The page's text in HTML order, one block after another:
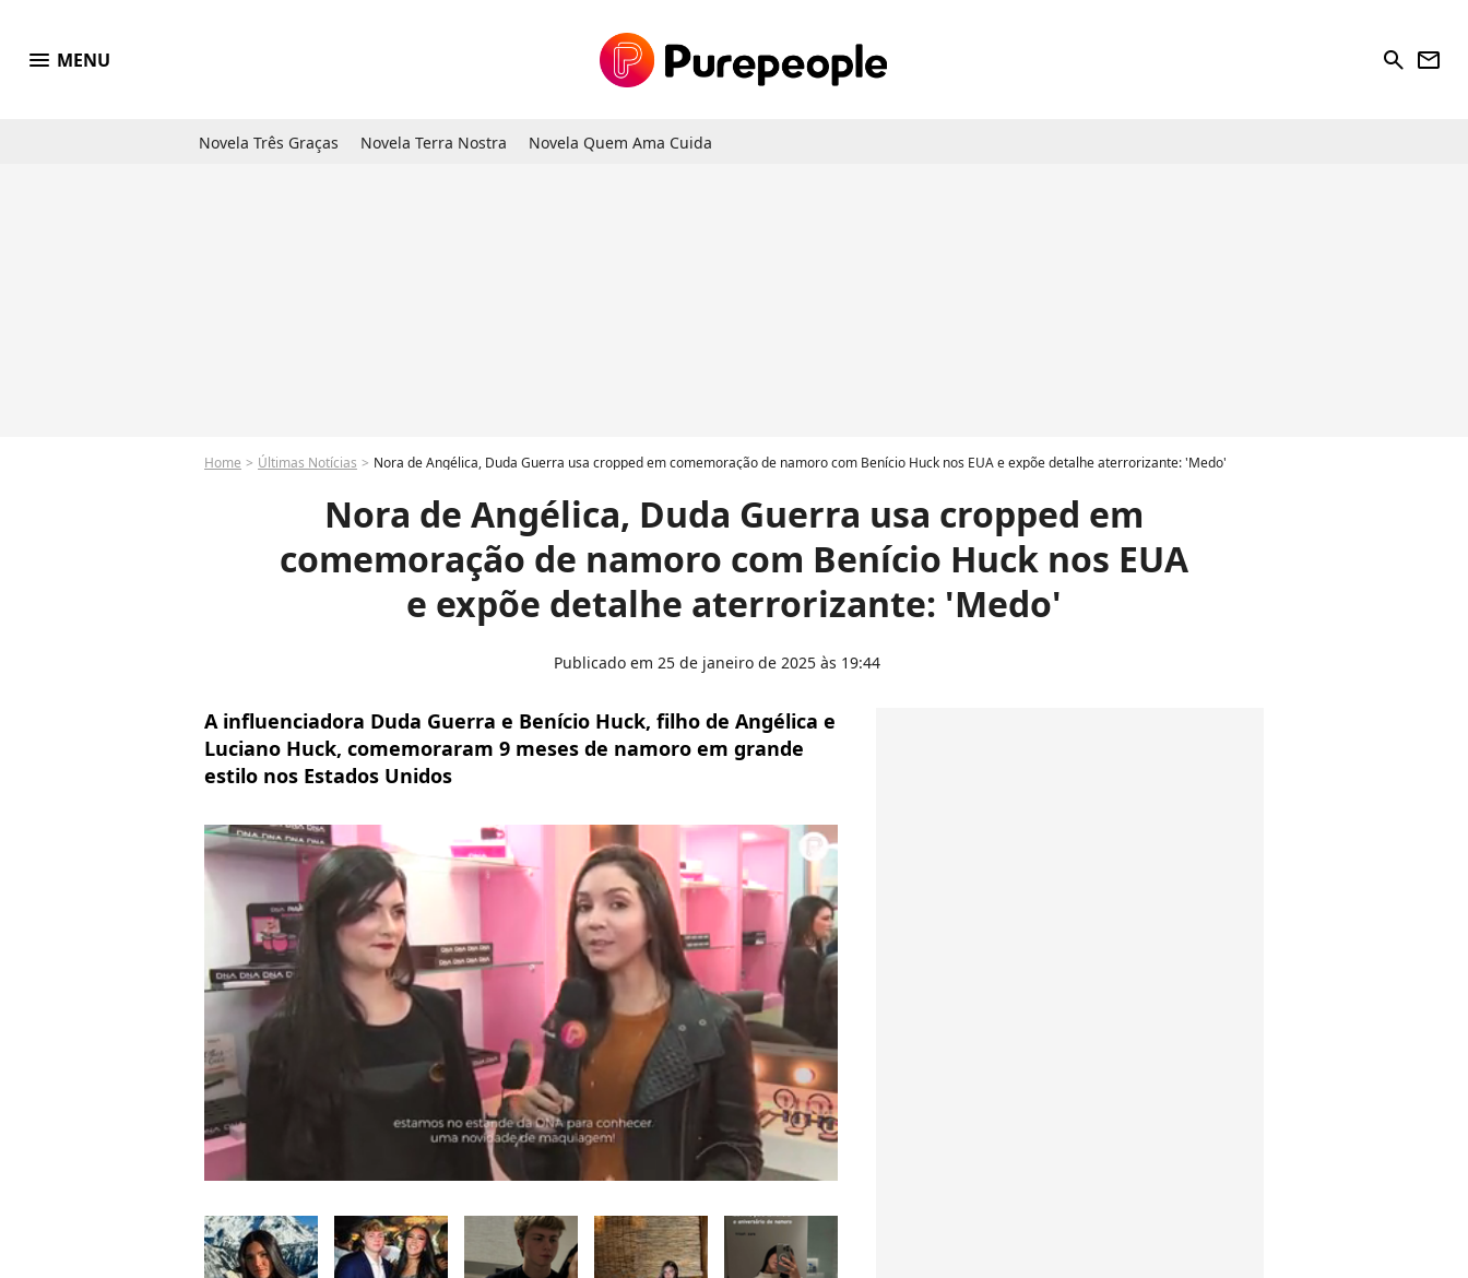
menu MENU search newsletter
Novela Três Graças Novela Terra Nostra Novela Quem Ama Cuida
Home Últimas Notícias Nora de Angélica, Duda Guerra usa cropped em comemoração de namoro com Benício Huck nos EUA e expõe detalhe aterrorizante: 'Medo'
Nora de Angélica, Duda Guerra usa cropped em
comemoração de namoro com Benício Huck nos EUA
e expõe detalhe aterrorizante: 'Medo'
Publicado em 25 de janeiro de 2025 às 19:44
A influenciadora Duda Guerra e Benício Huck, filho de Angélica e
Luciano Huck, comemoraram 9 meses de namoro em grande
estilo nos Estados Unidos